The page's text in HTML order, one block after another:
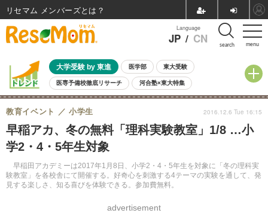
menu
Language
JP / CN search
大学受験 by 東進 医学部 東大受験
医専予備校徹底リサーチ 河合塾×東大特集
親子で考える大学選び 高校受験 中学受験 小学校受験
共通テスト 夏休み
8月開催イベント・WS 全国公立高校 過去問 人気記事
自由研究教材（小学生向け） 自由研究教材（中学生向け）
早稲アカ、冬の無料「理科実験教室」1/8 …小
学2・4・5年生対象
早稲田アカデミーは2017年1月8日、小学2・4・5年生を対象に「冬の理科実
験教室」を各校舎にて開催する。好奇心を刺激する4テーマの実験を通して、発
見する楽しさ、知る喜びを体験できる。参加費無料。
教育イベント 小学生
advertisement
2016.12.6 Tue 16:15
リセマム メンバーズ